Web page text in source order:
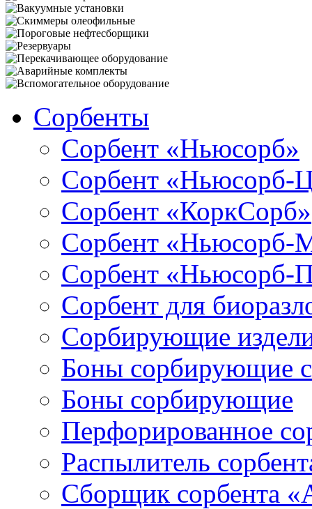
Сорбенты
Сорбент «Ньюсорб»
Сорбент «Ньюсорб-
Сорбент «КоркСорб»
Сорбент «Ньюсорб-
Сорбент «Ньюсорб-
Сорбент для
Сорбирующие
Боны сорбирующие
Боны сорбирующие
Перфорированное
Распылитель
Сборщик сорбента